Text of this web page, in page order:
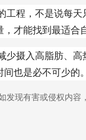
程，不是说每天
才能找到最适合
摄入高脂肪、高
也是必不可少的。
现有害或侵权内容